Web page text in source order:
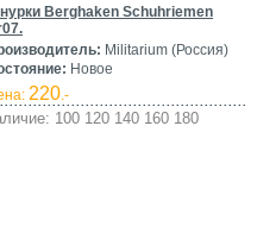
Berghaken Schuhriemen
Militarium (Россия)
Новое
220.-
100 120 140 160 180